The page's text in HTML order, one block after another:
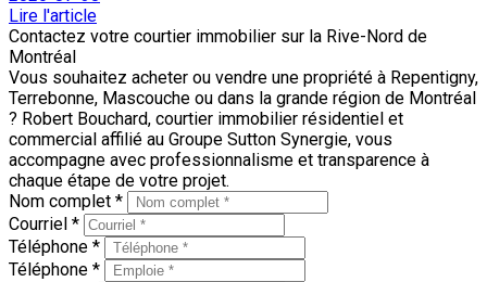
Lire l'article
Contactez votre courtier immobilier sur la Rive-Nord de
Montréal
Vous souhaitez acheter ou vendre une propriété à Repentigny,
Terrebonne, Mascouche ou dans la grande région de Montréal
? Robert Bouchard, courtier immobilier résidentiel et
commercial affilié au Groupe Sutton Synergie, vous
accompagne avec professionnalisme et transparence à
chaque étape de votre projet.
Nom complet *
Courriel *
Téléphone *
Téléphone *